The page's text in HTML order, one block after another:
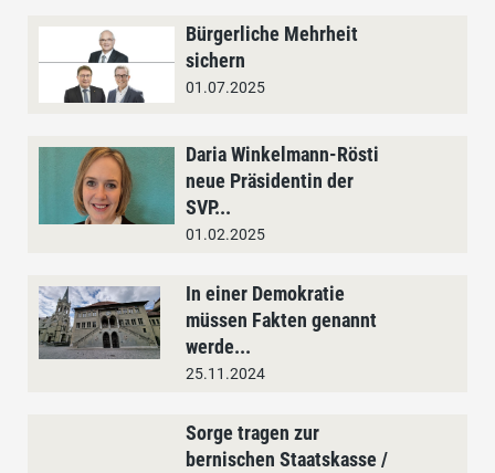
Bürgerliche Mehrheit
sichern
01.07.2025
Daria Winkelmann-Rösti
neue Präsidentin der
SVP...
01.02.2025
In einer Demokratie
müssen Fakten genannt
werde...
25.11.2024
Sorge tragen zur
bernischen Staatskasse /